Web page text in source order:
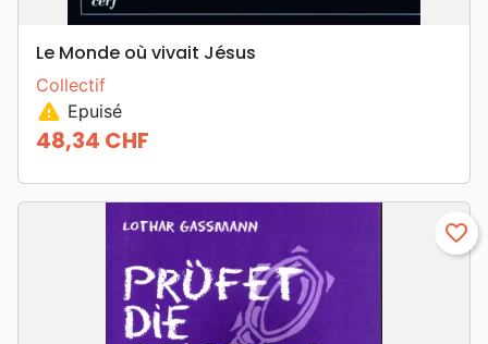
Le Monde où vivait Jésus
Collectif
warning Epuisé
Prix
48,34 CHF
favorite_border